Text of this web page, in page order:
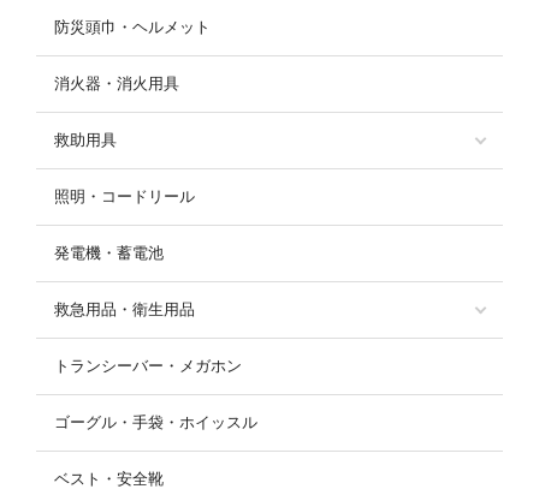
防災頭巾・ヘルメット
消火器・消火用具
救助用具
照明・コードリール
発電機・蓄電池
救急用品・衛生用品
トランシーバー・メガホン
ゴーグル・手袋・ホイッスル
ベスト・安全靴